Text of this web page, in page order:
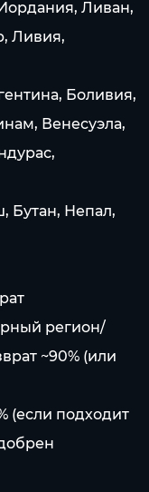
Ливан,
Ливия,
Боливия,
Венесуэла,
Бутан, Непал,
регион/
~90% (или
(если подходит